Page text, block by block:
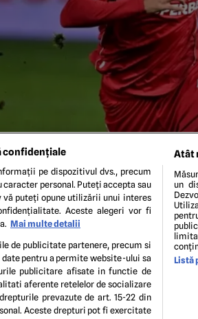
Sursa foto: Sport Pictures
TERMENI ȘI CONDIȚIIPOLITICA DE
confidențiale
pe dispozitivul dvs., precum
personal. Puteți accepta sau
puteți opune utilizării unui interes
Aceste alegeri vor fi
Mai multe detalii
de publicitate partenere, precum si
pentru a permite website-ului sa
publicitare afisate in functie de
aferente retelelor de socializare
prevazute de art. 15-22 din
Aceste drepturi pot fi exercitate
Atât
un
Listă